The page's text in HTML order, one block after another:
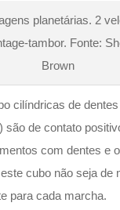
caso de regulagem
passar da 6º
multiplicações
eixo. Ao contrario